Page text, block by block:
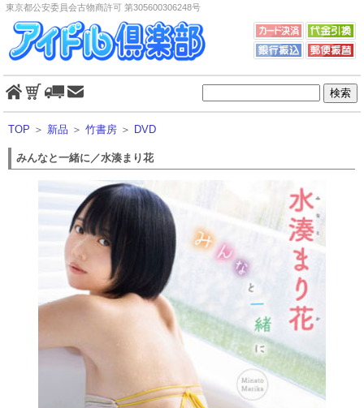
東京都公安委員会古物商許可 第305600306248号
TOP ＞ 新品 ＞竹書房 ＞ DVD
みんなと一緒に／水湊まり花